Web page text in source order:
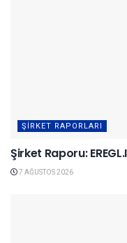
ŞIRKET RAPORLARI
Şirket Raporu:
7 AĞUSTOS 2026